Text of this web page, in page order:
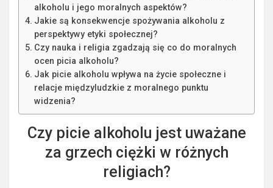
alkoholu i jego moralnych aspektów?
Jakie są konsekwencje spożywania alkoholu z
perspektywy etyki społecznej?
Czy nauka i religia zgadzają się co do moralnych
ocen picia alkoholu?
Jak picie alkoholu wpływa na życie społeczne i
relacje międzyludzkie z moralnego punktu
widzenia?
Czy picie alkoholu jest uważane
za grzech ciężki w różnych
religiach?